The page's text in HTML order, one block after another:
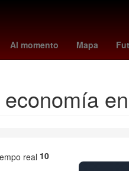
Al momento Mapa
peppa pig rockets swag 2
10